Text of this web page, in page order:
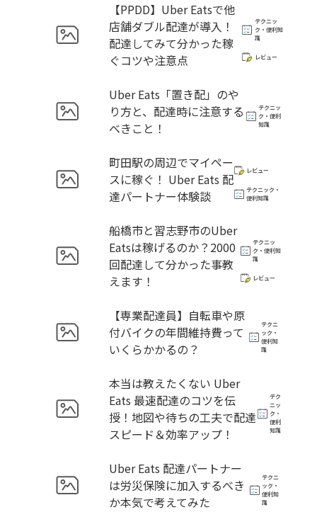
【PPDD】Uber Eatsで他
店舗ダブル配達が導入！
配達してみて分かった稼
ぐコツや注意点
テクニッ
ク・便利知
識
レビュー
Uber Eats「置き配」のや
り方と、配達時に注意する
べきこと！
テクニッ
ク・便利
知識
町田駅の周辺でマイペー
スに稼ぐ！ Uber Eats 配
達パートナー体験談
レビュー
テクニック・
便利知識
船橋市と習志野市のUber
Eatsは稼げるのか？2000
回配達して分かった事教
えます！
テクニッ
ク・便利知
識
レビュー
【専業配達員】自転車や原
付バイクの年間維持費って
いくらかかるの？
テクニ
ック・
便利知
識
本当は教えたくない Uber
Eats 最速配達のコツを伝
授！地図や待ちの工夫で配達
スピード＆効率アップ！
テク
ニッ
ク・
便利
知識
Uber Eats 配達パートナー
は労災保険に加入するべき
か本気で考えてみた
テクニ
ック・
便利知
識